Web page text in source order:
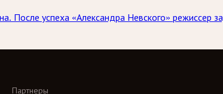
После успеха «Александра Невского»
Партнеры